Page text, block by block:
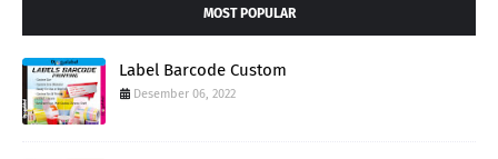
MOST POPULAR
Label Barcode Custom
Desember 06, 2022